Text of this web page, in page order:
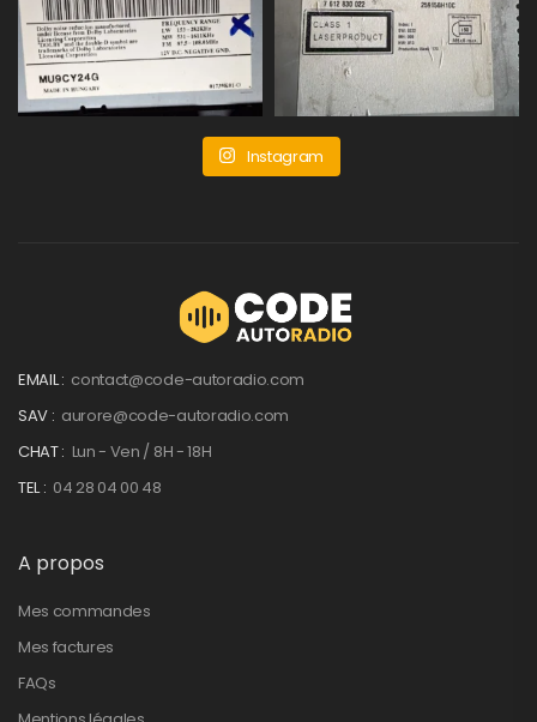
Instagram
EMAIL : contact@code-autoradio.com
SAV : aurore@code-autoradio.com
CHAT : Lun - Ven / 8H - 18H
TEL : 04 28 04 00 48
A propos
Mes commandes
Mes factures
FAQs